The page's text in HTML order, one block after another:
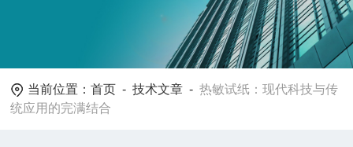
当前位置：首页 -技术文章 -热敏试纸：现代科技与传
统应用的完满结合